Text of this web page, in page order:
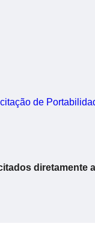
de
diretamente